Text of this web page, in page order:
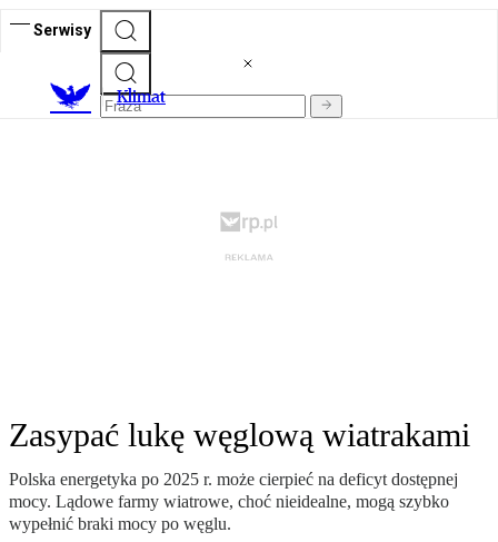
Serwisy
Klimat
Zasypać lukę węglową wiatrakami
Polska energetyka po 2025 r. może cierpieć na deficyt dostępnej
mocy. Lądowe farmy wiatrowe, choć nieidealne, mogą szybko
wypełnić braki mocy po węglu.